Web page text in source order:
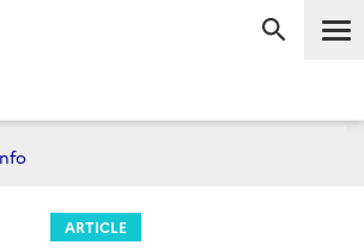
ARTICLE